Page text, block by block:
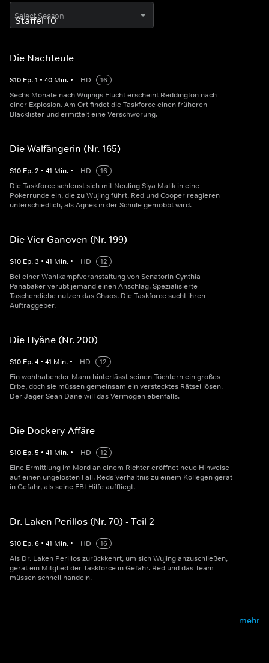
Select Season
Die Nachteule
S10 Ep.1 • 40 Min. • HD
16
Sechs Monate nach Wujings Flucht erscheint Reddington nach
einer Explosion. Am Ort findet die Taskforce einen früheren
Blacklister und ermittelt eine Verschwörung.
Die Walfängerin (Nr. 165)
S10 Ep.2 • 41 Min. • HD
16
Die Taskforce schleust sich mit Neuling Siya Malik in eine
Pokerrunde ein, die zu Wujing führt. Red und Cooper reagieren
unterschiedlich, als Agnes in der Schule gemobbt wird.
Die Vier Ganoven (Nr. 199)
S10 Ep.3 • 41 Min. • HD
12
Bei einer Wahlkampfveranstaltung von Senatorin Cynthia
Panabaker verübt jemand einen Anschlag. Spezialisierte
Taschendiebe nutzen das Chaos. Die Taskforce sucht ihren
Auftraggeber.
Die Hyäne (Nr. 200)
S10 Ep.4 • 41 Min. • HD
12
Ein wohlhabender Mann hinterlässt seinen Töchtern ein großes
Erbe, doch sie müssen gemeinsam ein verstecktes Rätsel lösen.
Der Jäger Sean Dane will das Vermögen ebenfalls.
Die Dockery-Affäre
S10 Ep.5 • 41 Min. • HD
12
Eine Ermittlung im Mord an einem Richter eröffnet neue Hinweise
auf einen ungelösten Fall. Reds Verhältnis zu einem Kollegen gerät
in Gefahr, als seine FBI-Hilfe auffliegt.
Dr. Laken Perillos (Nr. 70) - Teil 2
S10 Ep.6 • 41 Min. • HD
16
Als Dr. Laken Perillos zurückkehrt, um sich Wujing anzuschließen,
gerät ein Mitglied der Taskforce in Gefahr. Red und das Team
müssen schnell handeln.
mehr